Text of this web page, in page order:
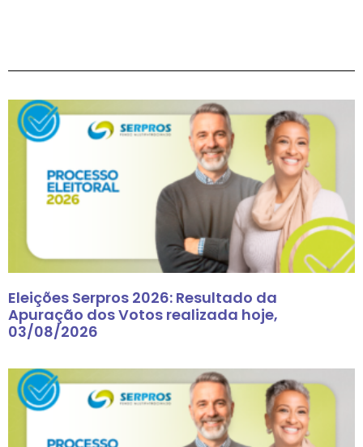
Eleições Serpros 2026: Resultado da
Apuração dos Votos realizada hoje,
03/08/2026